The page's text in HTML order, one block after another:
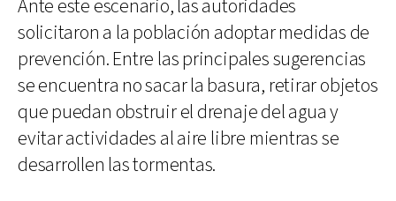
Ante este escenario, las autoridades
solicitaron a la población adoptar medidas de
prevención. Entre las principales sugerencias
se encuentra no sacar la basura, retirar objetos
que puedan obstruir el drenaje del agua y
evitar actividades al aire libre mientras se
desarrollen las tormentas.